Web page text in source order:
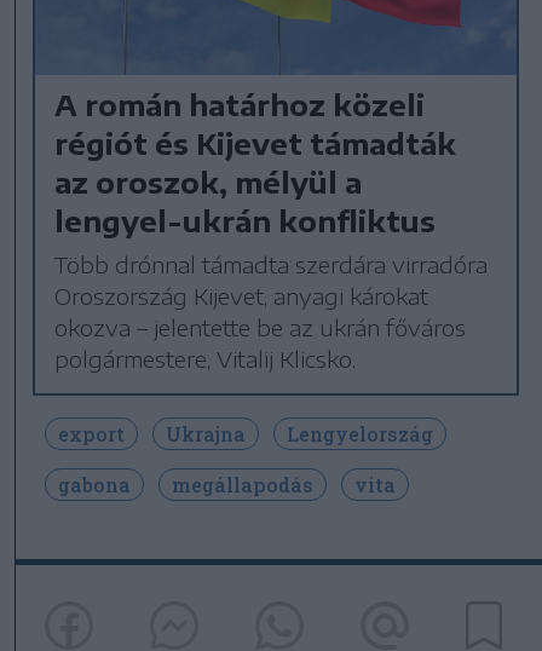
A román határhoz közeli
régiót és Kijevet támadták
az oroszok, mélyül a
lengyel-ukrán konfliktus
Több drónnal támadta szerdára virradóra
Oroszország Kijevet, anyagi károkat
okozva – jelentette be az ukrán főváros
polgármestere, Vitalij Klicsko.
export Ukrajna
Lengyelország
gabona
megállapodás vita